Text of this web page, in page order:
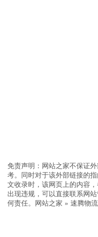
免责声明：网站之家不保证
考。同时对于该外部链接的
文收录时，该网页上的内容
出现违规，可以直接联系网
何责任。 网站之家 » 速腾物